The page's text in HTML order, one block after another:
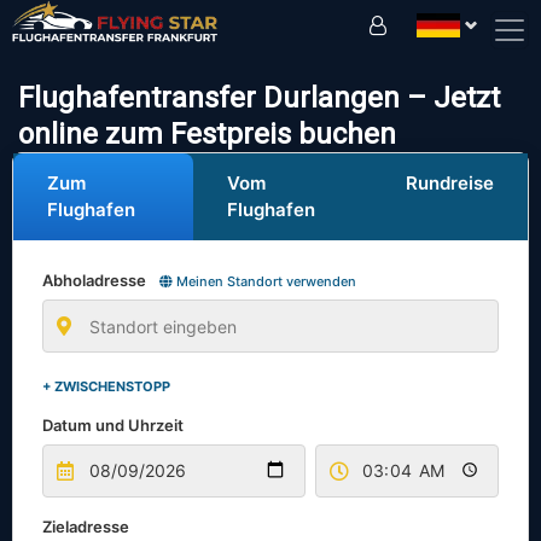
Flughafentransfer Durlangen – Jetzt
online zum Festpreis buchen
Zum
Flughafen
Vom
Flughafen
Rundreise
Abholadresse Meinen Standort verwenden
+ ZWISCHENSTOPP
Datum und Uhrzeit
Zieladresse